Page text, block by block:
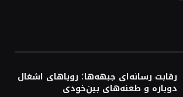
رقابت رسانه‌ای جبهه‌ها؛ رویاهای اشغال
دوباره و طعنه‌های بین‌خودی